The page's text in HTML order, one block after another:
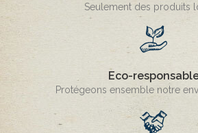
Seulement des produits
Eco-
Protégeons ensemble notre